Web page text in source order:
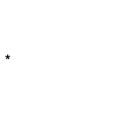
*Obligatorio